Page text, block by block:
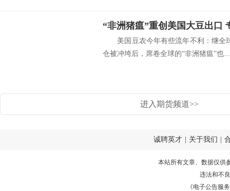
美国豆农今年有些流年不利：继全
仓被冲垮后，席卷全球的“非洲猪瘟”也...
进入期货频道>>
诚聘英才 关于我们
本站所有文章、数据仅供
违法和不
《电子公告服务